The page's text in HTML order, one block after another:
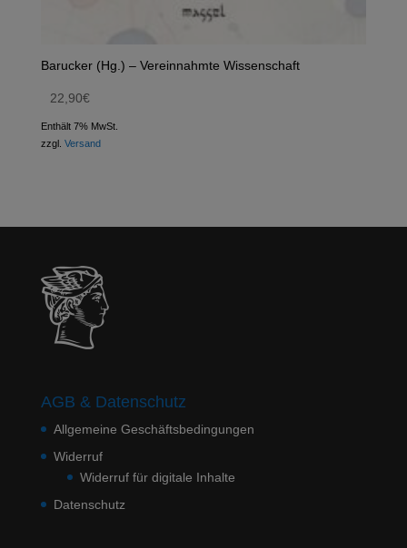
Barucker (Hg.) – Vereinnahmte Wissenschaft
22,90€
Enthält 7% MwSt.
zzgl. Versand
AGB & Datenschutz
Allgemeine Geschäftsbedingungen
Widerruf
Widerruf für digitale Inhalte
Datenschutz